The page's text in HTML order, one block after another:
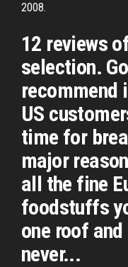
2008.
12 reviews
selection.
recommend
US
time for
major
all the fine
foodstuffs
one roof
never...